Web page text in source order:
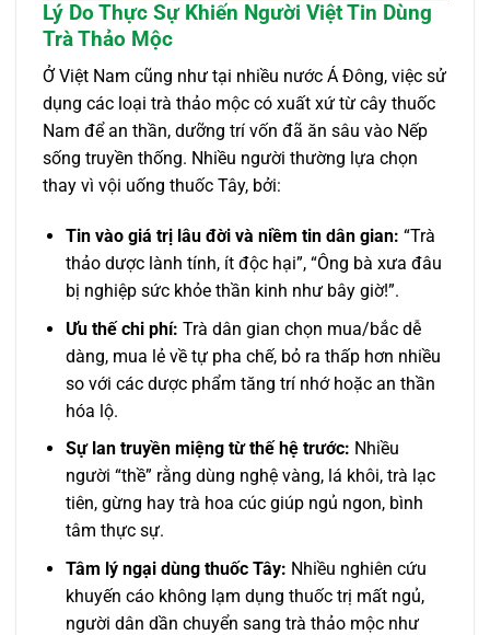
Lý Do Thực Sự Khiến Người Việt Tin Dùng
Trà Thảo Mộc
Ở Việt Nam cũng như tại nhiều nước Á Đông, việc sử
dụng các loại trà thảo mộc có xuất xứ từ cây thuốc
Nam để an thần, dưỡng trí vốn đã ăn sâu vào Nếp
sống truyền thống. Nhiều người thường lựa chọn
thay vì vội uống thuốc Tây, bởi:
Tin vào giá trị lâu đời và niềm tin dân gian: “Trà
thảo dược lành tính, ít độc hại”, “Ông bà xưa đâu
bị nghiệp sức khỏe thần kinh như bây giờ!”.
Ưu thế chi phí: Trà dân gian chọn mua/bắc dễ
dàng, mua lẻ về tự pha chế, bỏ ra thấp hơn nhiều
so với các dược phẩm tăng trí nhớ hoặc an thần
hóa lộ.
Sự lan truyền miệng từ thế hệ trước: Nhiều
người “thề” rằng dùng nghệ vàng, lá khôi, trà lạc
tiên, gừng hay trà hoa cúc giúp ngủ ngon, bình
tâm thực sự.
Tâm lý ngại dùng thuốc Tây: Nhiều nghiên cứu
khuyến cáo không lạm dụng thuốc trị mất ngủ,
người dân dần chuyển sang trà thảo mộc như